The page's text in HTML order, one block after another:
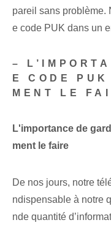
pareil sans problème.
e code PUK dans un
–
E CODE
MENT LE
L'importance de
ment le faire
De nos jours, notre
ndispensable à notre
nde quantité